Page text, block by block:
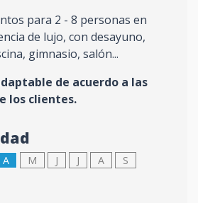
para 2 - 8 personas en
de lujo, con desayuno,
gimnasio, salón...
de acuerdo a las
los clientes.
A M J J A
S